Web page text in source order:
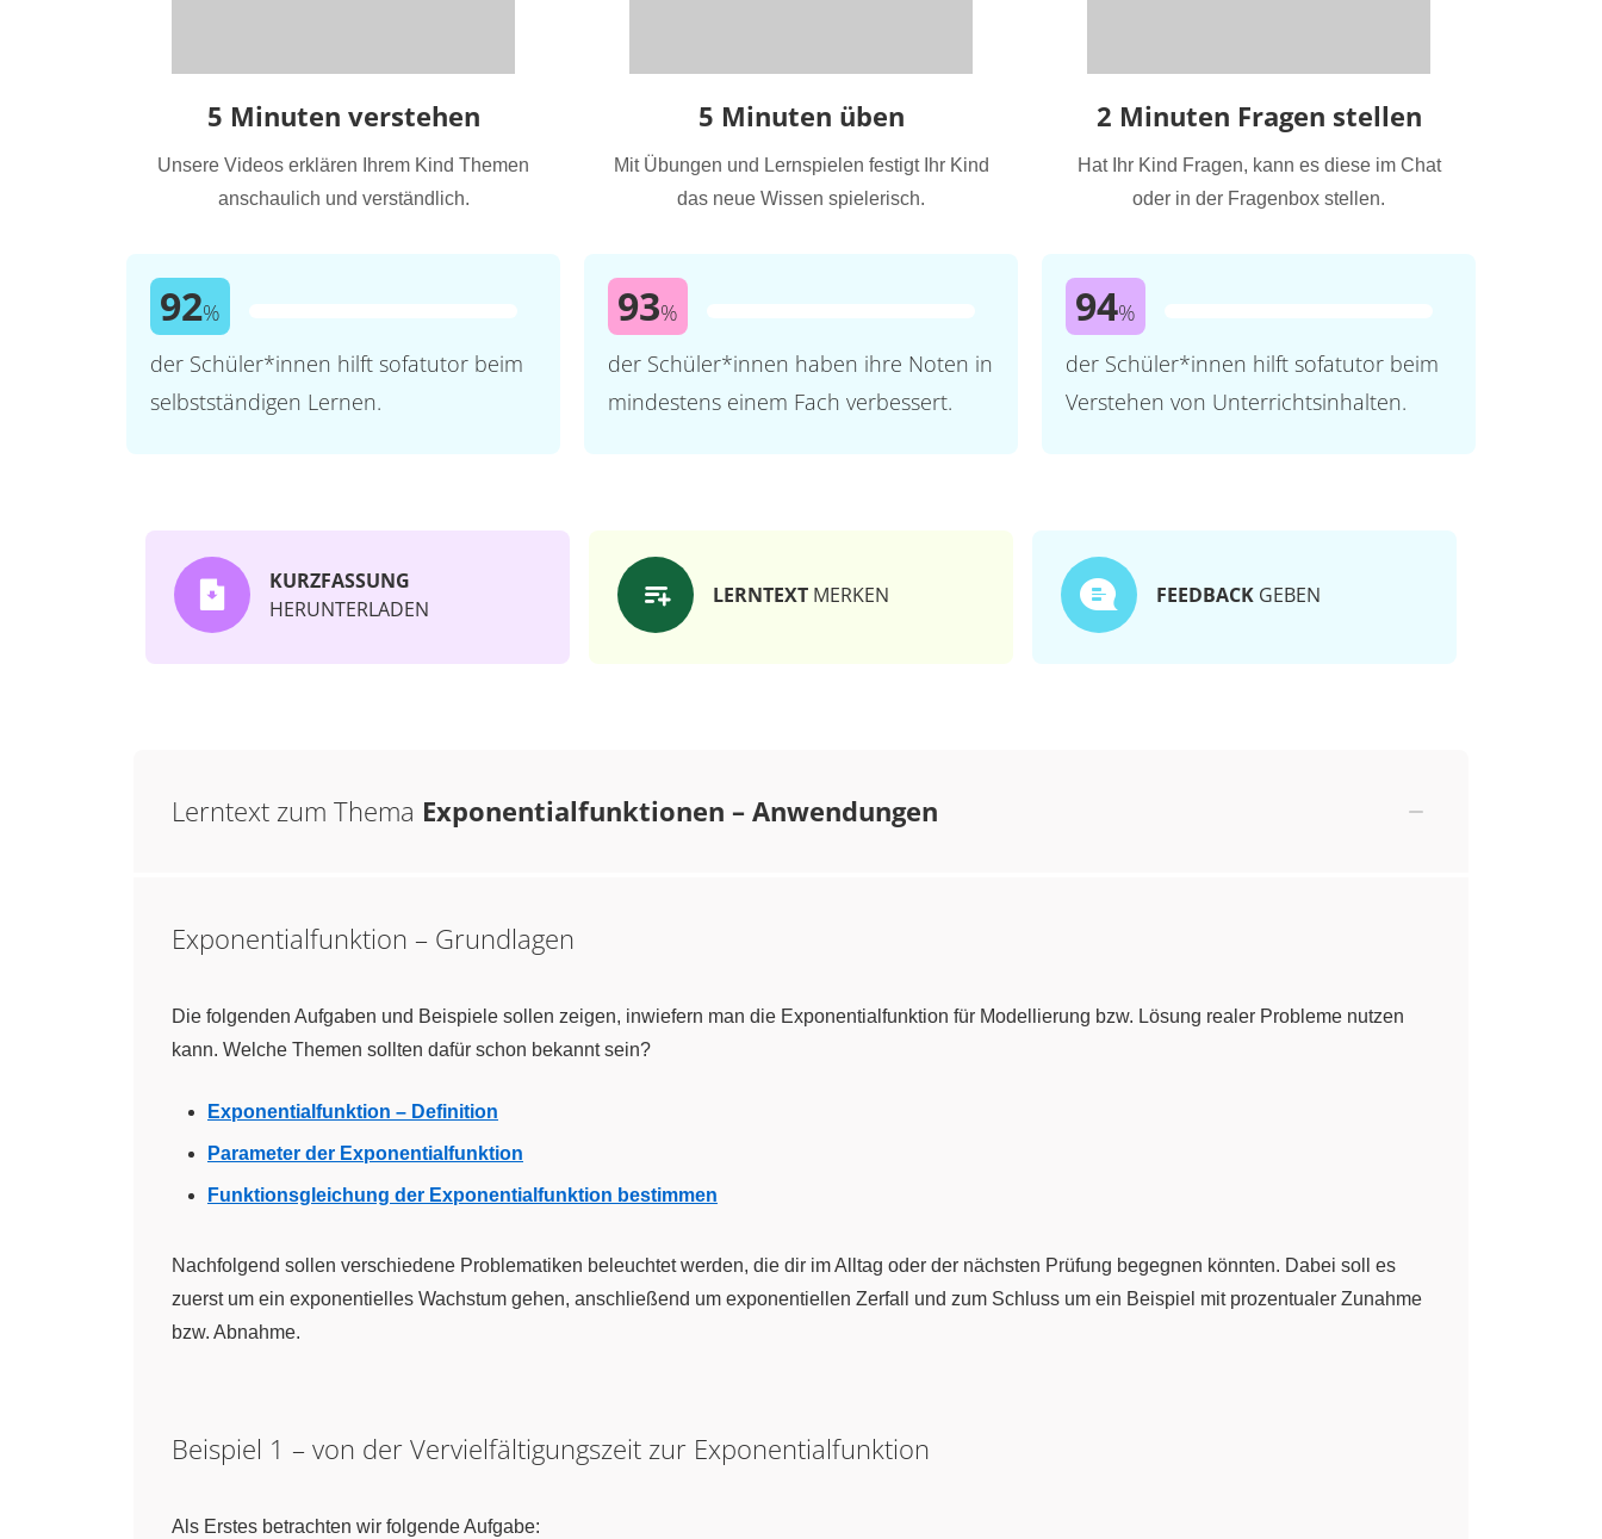
5 Minuten verstehen
Unsere Videos erklären Ihrem Kind Themen
anschaulich und verständlich.
92%
der Schüler*innen hilft sofatutor beim
selbstständigen Lernen.
5 Minuten üben
Mit Übungen und Lernspielen festigt Ihr Kind
das neue Wissen spielerisch.
93%
der Schüler*innen haben ihre Noten in
mindestens einem Fach verbessert.
2 Minuten Fragen stellen
Hat Ihr Kind Fragen, kann es diese im Chat
oder in der Fragenbox stellen.
94%
der Schüler*innen hilft sofatutor beim
Verstehen von Unterrichtsinhalten.
KURZFASSUNG
HERUNTERLADEN
LERNTEXT MERKEN FEEDBACK GEBEN
Lerntext zum Thema Exponentialfunktionen – Anwendungen
Exponentialfunktion – Grundlagen
Die folgenden Aufgaben und Beispiele sollen zeigen, inwiefern man die Exponentialfunktion für Modellierung bzw. Lösung realer Probleme nutzen
kann. Welche Themen sollten dafür schon bekannt sein?
Exponentialfunktion – Definition
Parameter der Exponentialfunktion
Funktionsgleichung der Exponentialfunktion bestimmen
Nachfolgend sollen verschiedene Problematiken beleuchtet werden, die dir im Alltag oder der nächsten Prüfung begegnen könnten. Dabei soll es
zuerst um ein exponentielles Wachstum gehen, anschließend um exponentiellen Zerfall und zum Schluss um ein Beispiel mit prozentualer Zunahme
bzw. Abnahme.
Beispiel 1 – von der Vervielfältigungszeit zur Exponentialfunktion
Als Erstes betrachten wir folgende Aufgabe: